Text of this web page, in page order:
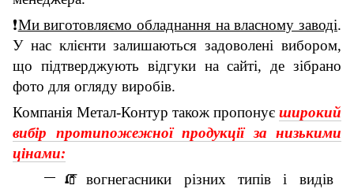
❗Ми виготовляємо обладнання на власному заводі.
У нас клієнти залишаються задоволені вибором,
що підтверджують відгуки на сайті, де зібрано
фото для огляду виробів.
Компанія Метал-Контур також пропонує широкий
вибір протипожежної продукції за низькими
цінами:
🧯вогнегасники різних типів і видів